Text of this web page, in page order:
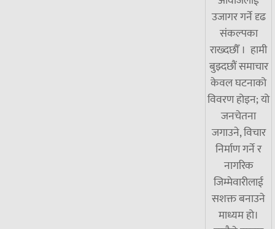
उजागर गर्ने दृढ
संकल्पका
राख्दछौँ । हामी
बुझ्दछौं समाचार
केवल घटनाको
विवरण होइन; यो
जनचेतना
जगाउने, विचार
निर्माण गर्ने र
नागरिक
जिम्मेवारीलाई
सशक्त बनाउने
माध्यम हो।